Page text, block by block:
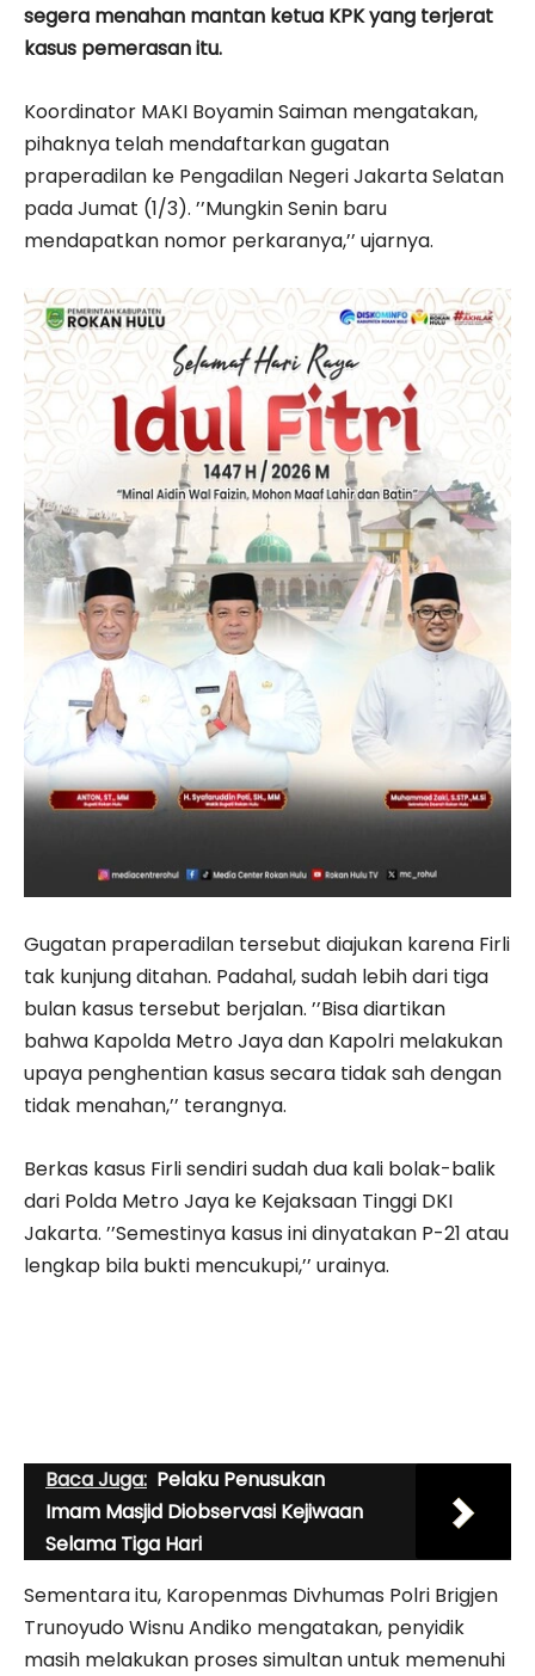
segera menahan mantan ketua KPK yang terjerat
kasus pemerasan itu.
Koordinator MAKI Boyamin Saiman mengatakan,
pihaknya telah mendaftarkan gugatan
praperadilan ke Pengadilan Negeri Jakarta Selatan
pada Jumat (1/3). ’’Mungkin Senin baru
mendapatkan nomor perkaranya,’’ ujarnya.
Gugatan praperadilan tersebut diajukan karena Firli
tak kunjung ditahan. Padahal, sudah lebih dari tiga
bulan kasus tersebut berjalan. ’’Bisa diartikan
bahwa Kapolda Metro Jaya dan Kapolri melakukan
upaya penghentian kasus secara tidak sah dengan
tidak menahan,’’ terangnya.
Berkas kasus Firli sendiri sudah dua kali bolak-balik
dari Polda Metro Jaya ke Kejaksaan Tinggi DKI
Jakarta. ’’Semestinya kasus ini dinyatakan P-21 atau
lengkap bila bukti mencukupi,’’ urainya.
Baca Juga: Pelaku Penusukan
Imam Masjid Diobservasi Kejiwaan
Selama Tiga Hari
Sementara itu, Karopenmas Divhumas Polri Brigjen
Trunoyudo Wisnu Andiko mengatakan, penyidik
masih melakukan proses simultan untuk memenuhi